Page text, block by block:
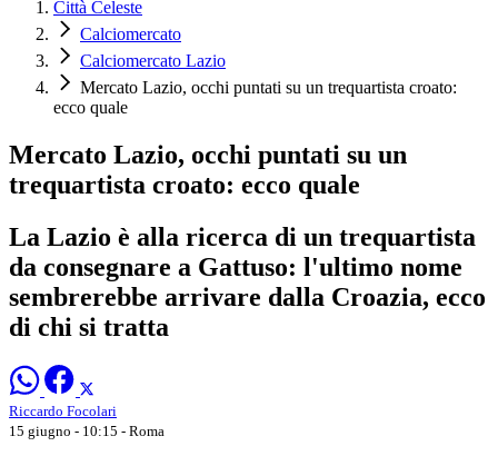
Città Celeste
Calciomercato
Calciomercato Lazio
Mercato Lazio, occhi puntati su un trequartista croato:
ecco quale
Mercato Lazio, occhi puntati su un
trequartista croato: ecco quale
La Lazio è alla ricerca di un trequartista
da consegnare a Gattuso: l'ultimo nome
sembrerebbe arrivare dalla Croazia, ecco
di chi si tratta
Riccardo Focolari
15 giugno - 10:15 - Roma